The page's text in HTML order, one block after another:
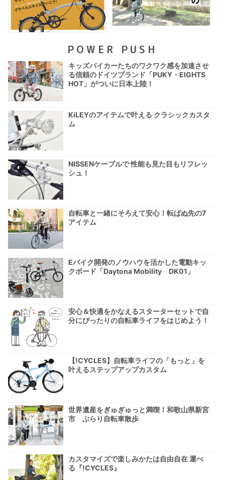
POWER PUSH
キッズバイカーたちのワクワク感を加速させ
る信頼のドイツブランド「PUKY・EIGHTS
HOT」がついに日本上陸！
KiLEYのアイテムで叶える クラシックカスタ
ム
NISSENケーブルで 性能も見た目もリフレッ
シュ！
自転車と一緒にそろえて安心！転ばぬ先の7
アイテム
Eバイク開発のノウハウを活かした電動キッ
クボード「Daytona Mobility DK01」
安心＆快適をかなえるスターターセットで自
分にぴったりの自転車ライフをはじめよう！
【!CYCLES】自転車ライフの「もっと」を
叶えるステップアップカスタム
世界遺産をぎゅぎゅっと満喫！和歌山県新宮
市 ぶらり自転車散歩
カスタマイズで楽しみかたは自由自在 運べ
る『!CYCLES』